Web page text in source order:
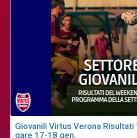
Giovanili Virtus Verona Risultati
gare 17-18 gen.